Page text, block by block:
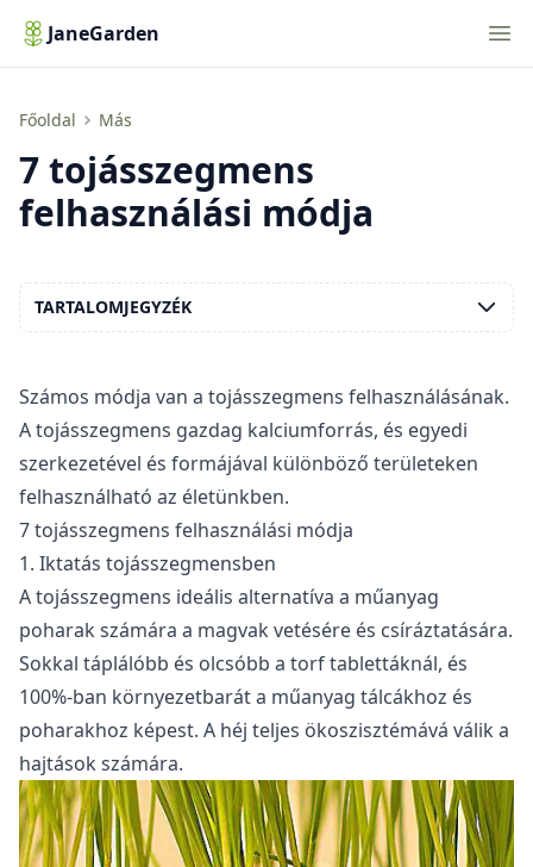
JaneGarden
Főoldal Más
7 tojásszegmens felhasználási módja
7 tojásszegmens
felhasználási módja
Számos módja van a tojásszegmens felhasználásának.
A tojásszegmens gazdag kalciumforrás, és egyedi
szerkezetével és formájával különböző területeken
felhasználható az életünkben.
7 tojásszegmens felhasználási módja
1. Iktatás tojásszegmensben
A tojásszegmens ideális alternatíva a műanyag
poharak számára a magvak vetésére és csíráztatására.
Sokkal táplálóbb és olcsóbb a torf tablettáknál, és
100%-ban környezetbarát a műanyag tálcákhoz és
poharakhoz képest. A héj teljes ökoszisztémává válik a
hajtások számára.
TARTALOMJEGYZÉK